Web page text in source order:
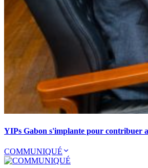
YIPs Gabon s'implante pour contribuer
COMMUNIQUÉ